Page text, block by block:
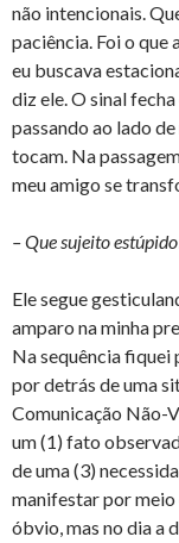
não intencionais.
paciência. Foi o que
eu buscava
diz ele. O sinal
passando ao lado
tocam. Na
meu amigo se
– Que sujeito
Ele segue
amparo na minha
Na sequência fiquei
por detrás de uma
Comunicação Não-
um (1) fato
de uma (3)
manifestar por meio
óbvio, mas no dia a